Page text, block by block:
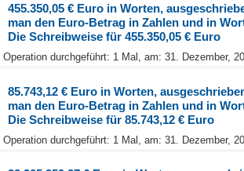
455.350,05 € Euro in Worten,
man den Euro-Betrag in Zahlen und in
Die Schreibweise für 455.350,05 € Euro
Operation durchgeführt: 1 Mal, am: 31. Dezember,
85.743,12 € Euro in Worten,
man den Euro-Betrag in Zahlen und in
Die Schreibweise für 85.743,12 € Euro
Operation durchgeführt: 1 Mal, am: 31. Dezember,